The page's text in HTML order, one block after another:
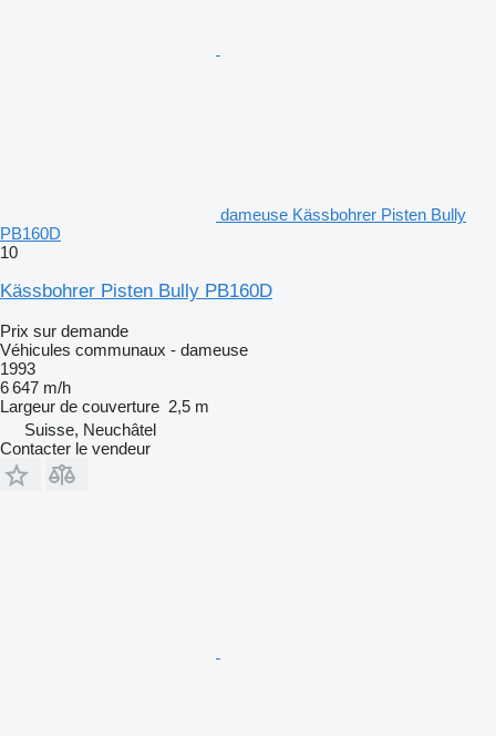
dameuse Kässbohrer Pisten Bully
PB160D
10
Kässbohrer Pisten Bully PB160D
Prix sur demande
Véhicules communaux - dameuse
1993
6 647 m/h
Largeur de couverture 2,5 m
Suisse, Neuchâtel
Contacter le vendeur